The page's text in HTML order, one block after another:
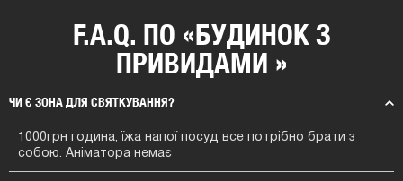
F.A.Q. ПО «БУДИНОК З
ПРИВИДАМИ »
ЧИ Є ЗОНА ДЛЯ СВЯТКУВАННЯ?
1000грн година, їжа напої посуд все потрібно брати з
собою. Аніматора немає